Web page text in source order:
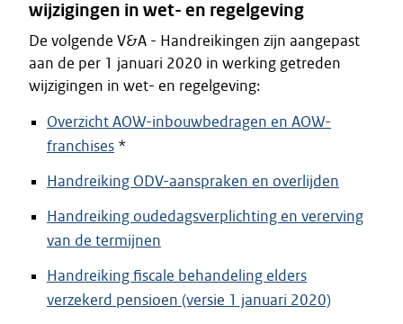
wijzigingen in wet- en regelgeving
De volgende V&A - Handreikingen zijn aangepast
aan de per 1 januari 2020 in werking getreden
wijzigingen in wet- en regelgeving:
Overzicht AOW-inbouwbedragen en AOW-
franchises *
Handreiking ODV-aanspraken en overlijden
Handreiking oudedagsverplichting en vererving
van de termijnen
Handreiking fiscale behandeling elders
verzekerd pensioen (versie 1 januari 2020)